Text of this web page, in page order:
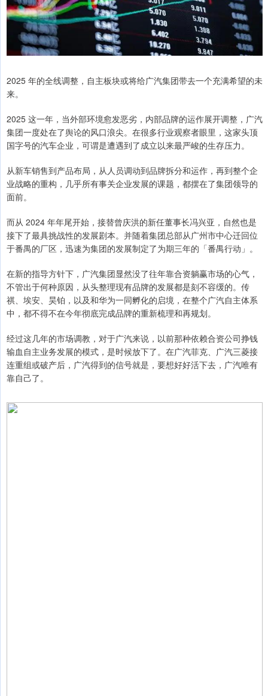
2025 年的全线调整，自主板块或将给广汽集团带去一个充满希望的未
来。
2025 这一年，当外部环境愈发恶劣，内部品牌的运作展开调整，广汽
集团一度处在了舆论的风口浪尖。在很多行业观察者眼里，这家头顶
国字号的汽车企业，可谓是遭遇到了成立以来最严峻的生存压力。
从新车销售到产品布局，从人员调动到品牌拆分和运作，再到整个企
业战略的重构，几乎所有事关企业发展的课题，都摆在了集团领导的
面前。
而从 2024 年年尾开始，接替曾庆洪的新任董事长冯兴亚，自然也是
接下了最具挑战性的发展剧本。并随着集团总部从广州市中心迁回位
于番禺的厂区，迅速为集团的发展制定了为期三年的「番禺行动」。
在新的指导方针下，广汽集团显然没了往年靠合资躺赢市场的心气，
不管出于何种原因，从头整理现有品牌的发展都是刻不容缓的。传
祺、埃安、昊铂，以及和华为一同孵化的启境，在整个广汽自主体系
中，都不得不在今年彻底完成品牌的重新梳理和再规划。
经过这几年的市场调教，对于广汽来说，以前那种依赖合资公司挣钱
输血自主业务发展的模式，是时候放下了。在广汽菲克、广汽三菱接
连重组或破产后，广汽得到的信号就是，要想好好活下去，广汽唯有
靠自己了。